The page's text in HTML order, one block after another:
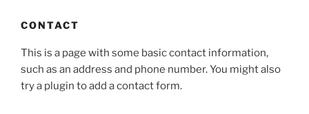
CONTACT
This is a page with some basic contact information,
such as an address and phone number. You might also
try a plugin to add a contact form.